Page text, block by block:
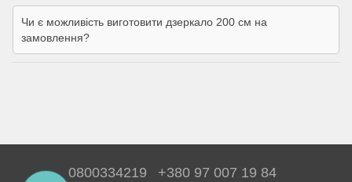
Чи є можливість виготовити дзеркало 200 см на
замовлення?
0800334219 +380 97 007 19 84